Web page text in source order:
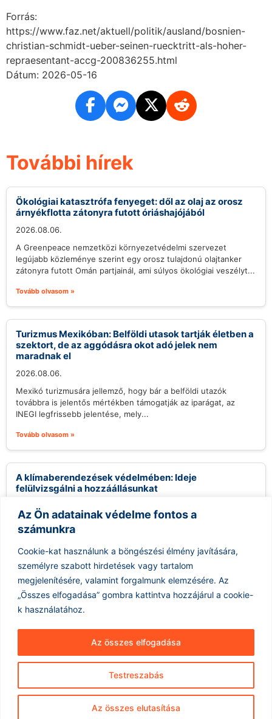
Az Ön adatainak védelme fontos a
számunkra
Cookie-kat használunk a böngészési élmény javítására,
személyre szabott hirdetések vagy tartalom
megjelenítésére, valamint forgalmunk elemzésére. Az
„Összes elfogadása” gombra kattintva hozzájárul a cookie-
k használatához.
Testreszabás
Az összes elutasítása
Az összes elfogadása
Forrás:
https://www.faz.net/aktuell/politik/ausland/bosnien-
christian-schmidt-ueber-seinen-ruecktritt-als-hoher-
repraesentant-accg-200836255.html
Dátum: 2026-05-16
További hírek
Ökológiai katasztrófa fenyeget: dől az olaj az orosz
árnyékflotta zátonyra futott óriáshajójából
2026.08.06.
A Greenpeace nemzetközi környezetvédelmi szervezet
legújabb közleménye szerint egy orosz tulajdonú olajtanker
zátonyra futott Omán partjainál, ami súlyos ökológiai veszélyt...
Tovább olvasom »
Turizmus Mexikóban: Belföldi utasok tartják életben a
szektort, de az aggódásra okot adó jelek nem
maradnak el
2026.08.06.
Mexikó turizmusára jellemző, hogy bár a belföldi utazók
továbbra is jelentős mértékben támogatják az iparágat, az
INEGI legfrissebb jelentése, mely...
Tovább olvasom »
A klímaberendezések védelmében: Ideje
felülvizsgálni a hozzáállásunkat
A klímaberendezések használata sokak számára
ellentmondásos kérdést jelent, különösen a környezettudatos
közösségekben. Gyakran hallani kritikákat, melyek szerint a
légkondicionálók felesleges...
Tovább olvasom »
Hírarchívum Impresszum
ÁSZF
Adatkezelés